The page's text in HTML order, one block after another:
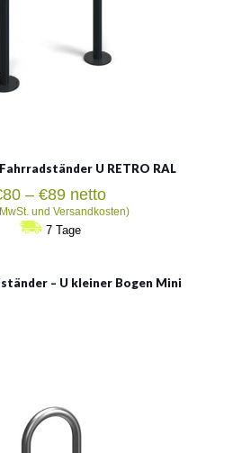
U RETRO RAL
80 – €89Preisspanne:
€80
bis
netto
und Versandkosten)
7 Tage
– U kleiner Bogen Mini
Siehe mehr